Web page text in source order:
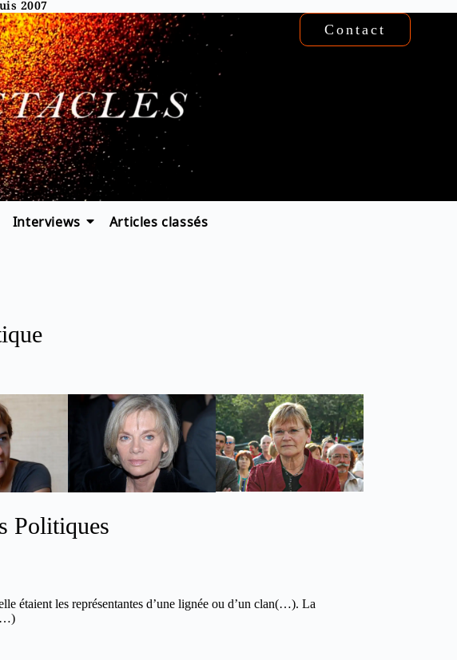
2007
Contact
Interviews Articles classés
Politiques
étaient les représentantes d’une lignée ou d’un clan(…). La